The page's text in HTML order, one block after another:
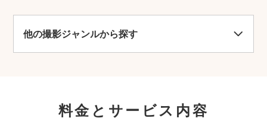
他の撮影ジャンルから探す
料金とサービス内容